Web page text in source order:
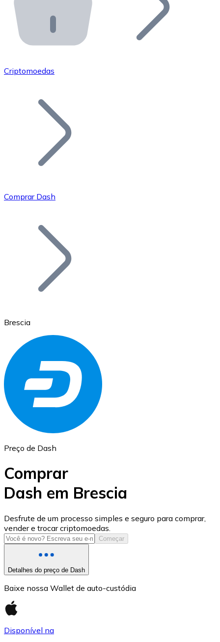
API Bitnovo
Integre nossa API no seu ecossistema.
Junte-se à nossa rede de revendedores e comercialize
Adicione o token do seu projeto ao nosso serviço de
Bitcoin
Ethereum
ETH
USD Coin
USDC
Criptomoedas
Comprar Dash
Brescia
Preço de Dash
Comprar
Dash em Brescia
Desfrute de um processo simples e seguro para comprar,
vender e trocar criptomoedas.
Começar
Detalhes do preço de Dash
Baixe nossa Wallet de auto-custódia
Disponível na